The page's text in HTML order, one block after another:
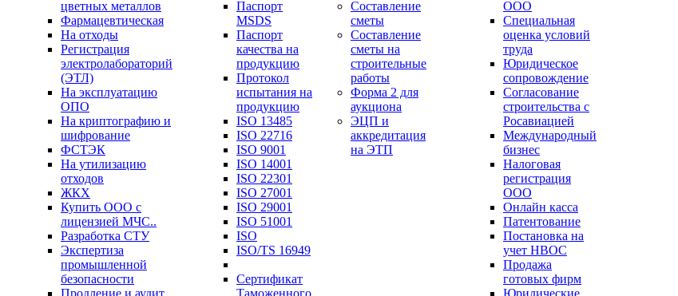
цветных металлов
Фармацевтическая
На отходы
Регистрация
электролабораторий
(ЭТЛ)
На эксплуатацию
ОПО
На криптографию и
шифрование
ФСТЭК
На утилизацию
отходов
ЖКХ
Купить ООО с
лицензией МЧС..
Разработка СТУ
Экспертиза
промышленной
безопасности
Продление и аудит
Паспорт
МSDS
Паспорт
качества на
продукцию
Протокол
испытания на
продукцию
ISO 13485
ISO 22716
ISO 9001
ISO 14001
ISO 22301
ISO 27001
ISO 29001
ISO 51001
ISO
ISO/TS 16949
Сертификат
Таможенного
Составление
сметы
Составление
сметы на
строительные
работы
Форма 2 для
аукциона
ЭЦП и
аккредитация
на ЭТП
ООО
Специальная
оценка условий
труда
Юридическое
сопровождение
Согласование
строительства с
Росавиацией
Международный
бизнес
Налоговая
регистрация
ООО
Онлайн касса
Патентование
Постановка на
учет НВОС
Продажа
готовых фирм
Юридические